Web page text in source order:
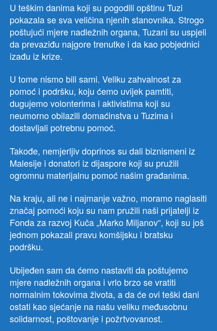
U teškim danima koji su pogodili opštinu Tuzi
pokazala se sva veličina njenih stanovnika. Strogo
poštujući mjere nadležnih organa, Tuzani su uspjeli
da prevaziđu najgore trenutke i da kao pobjednici
izađu iz krize.
U tome nismo bili sami. Veliku zahvalnost za
pomoć i podršku, koju ćemo uvijek pamtiti,
dugujemo volonterima i aktivistima koji su
neumorno obilazili domaćinstva u Tuzima i
dostavljali potrebnu pomoć.
Takođe, nemjerljiv doprinos su dali biznismeni iz
Malesije i donatori iz dijaspore koji su pružili
ogromnu materijalnu pomoć našim građanima.
Na kraju, ali ne i najmanje važno, moramo naglasiti
značaj pomoći koju su nam pružili naši prijatelji iz
Fonda za razvoj Kuča „Marko Miljanov“, koji su još
jednom pokazali pravu komšijsku i bratsku
podršku.
Ubijeđen sam da ćemo nastaviti da poštujemo
mjere nadležnih organa i vrlo brzo se vratiti
normalnim tokovima života, a da će ovi teški dani
ostati kao sjećanje na našu veliku međusobnu
solidarnost, poštovanje i požrtvovanost.